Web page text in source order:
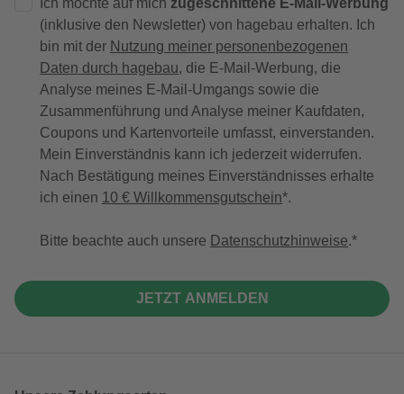
Ich möchte auf mich zugeschnittene E-Mail-Werbung
(inklusive den Newsletter) von hagebau erhalten. Ich
bin mit der Nutzung meiner personenbezogenen
Daten durch hagebau, die E-Mail-Werbung, die
Analyse meines E-Mail-Umgangs sowie die
Zusammenführung und Analyse meiner Kaufdaten,
Coupons und Kartenvorteile umfasst, einverstanden.
Mein Einverständnis kann ich jederzeit widerrufen.
Nach Bestätigung meines Einverständnisses erhalte
ich einen 10 € Willkommensgutschein*.
Bitte beachte auch unsere Datenschutzhinweise.
JETZT ANMELDEN